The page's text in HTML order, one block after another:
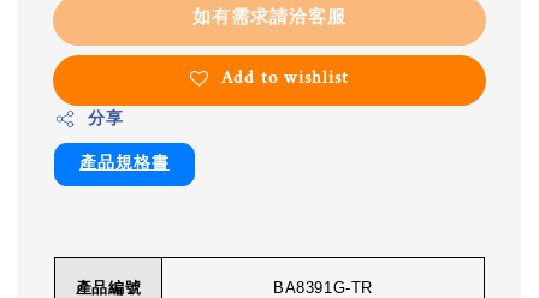
如有需求請洽客服
Add to wishlist
分享
產品規格書
產品編號 BA8391G-TR